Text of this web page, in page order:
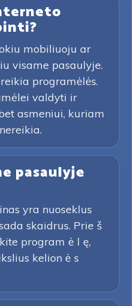
mobiliuoju ar
visame pasaulyje.
programėlės.
valdyti ir
asmeniui, kuriam
pasaulyje
yra nuoseklus
skaidrus. Prie š
program ė l ę,
kelion ė s